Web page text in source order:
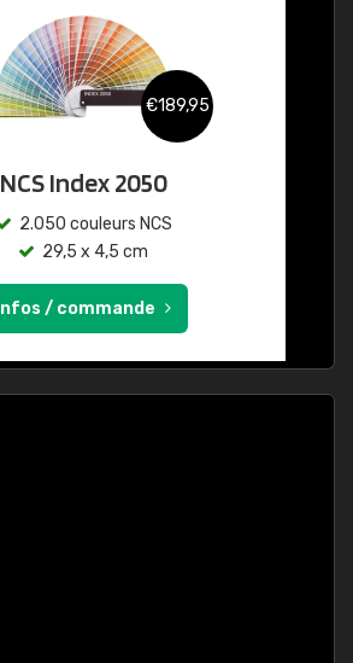
€189,95
NCS Index 2050
2.050 couleurs NCS
29,5 x 4,5 cm
Infos / commande